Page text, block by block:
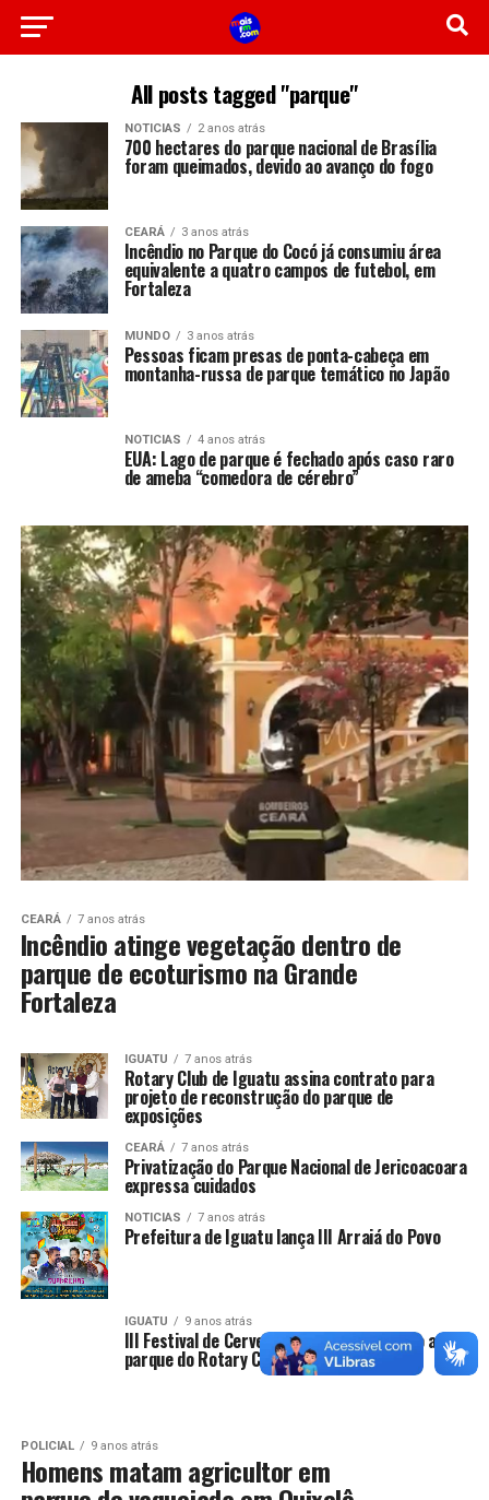
All posts tagged "parque"
NOTICIAS 2 anos atrás
700 hectares do parque nacional de Brasília
foram queimados, devido ao avanço do fogo
CEARÁ 3 anos atrás
Incêndio no Parque do Cocó já consumiu área
equivalente a quatro campos de futebol, em
Fortaleza
MUNDO 3 anos atrás
Pessoas ficam presas de ponta-cabeça em
montanha-russa de parque temático no Japão
NOTICIAS 4 anos atrás
EUA: Lago de parque é fechado após caso raro
de ameba “comedora de cérebro”
CEARÁ 7 anos atrás
Incêndio atinge vegetação dentro de
parque de ecoturismo na Grande
Fortaleza
IGUATU 7 anos atrás
Rotary Club de Iguatu assina contrato para
projeto de reconstrução do parque de
exposições
CEARÁ 7 anos atrás
Privatização do Parque Nacional de Jericoacoara
expressa cuidados
NOTICIAS 7 anos atrás
Prefeitura de Iguatu lança III Arraiá do Povo
IGUATU 9 anos atrás
III Festival de Cerveja atrai grande público ao
parque do Rotary Club de Iguatu
POLICIAL 9 anos atrás
Homens matam agricultor em